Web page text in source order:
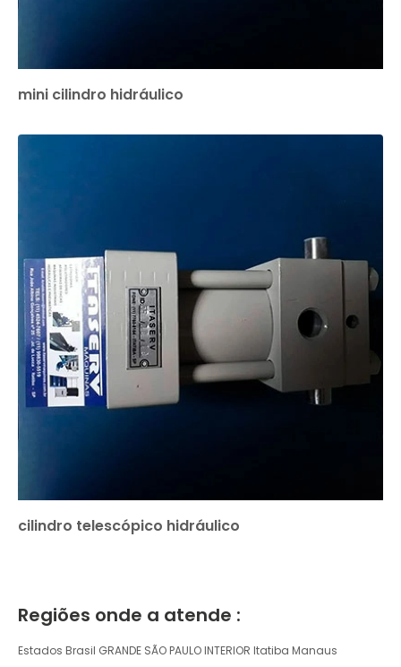
mini cilindro hidráulico
cilindro telescópico hidráulico
Regiões onde a atende :
Estados Brasil GRANDE SÃO PAULO INTERIOR Itatiba Manaus